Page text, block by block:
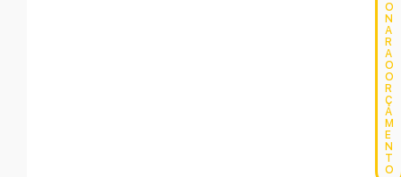
O
N
A
R
A
O
O
R
Ç
A
M
E
N
T
O